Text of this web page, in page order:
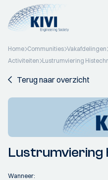
Home Communities Vakafdelingen
Activiteiten Lustrumviering
Terug naar overzicht
Lustrumviering
Wanneer: